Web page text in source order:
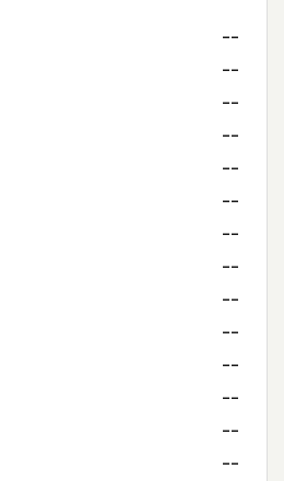
--
--
--
--
--
--
--
--
--
--
--
--
--
--